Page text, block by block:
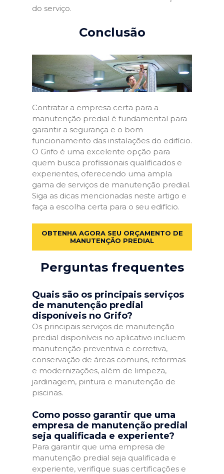
do serviço.
Conclusão
Contratar a empresa certa para a
manutenção predial é fundamental para
garantir a segurança e o bom
funcionamento das instalações do edifício.
O Grifo é uma excelente opção para
quem busca profissionais qualificados e
experientes, oferecendo uma ampla
gama de serviços de manutenção predial.
Siga as dicas mencionadas neste artigo e
faça a escolha certa para o seu edifício.
OBTENHA AGORA SEU ORÇAMENTO DE
MANUTENÇÃO PREDIAL
Perguntas frequentes
Quais são os principais serviços
de manutenção predial
disponíveis no Grifo?
Os principais serviços de manutenção
predial disponíveis no aplicativo incluem
manutenção preventiva e corretiva,
conservação de áreas comuns, reformas
e modernizações, além de limpeza,
jardinagem, pintura e manutenção de
piscinas.
Como posso garantir que uma
empresa de manutenção predial
seja qualificada e experiente?
Para garantir que uma empresa de
manutenção predial seja qualificada e
experiente, verifique suas certificações e